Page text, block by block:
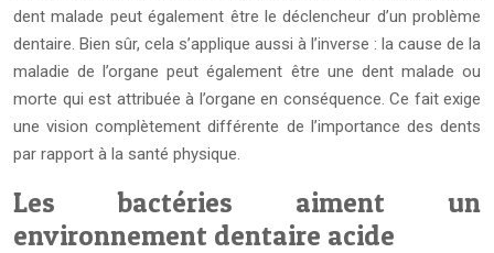
dent malade peut également être le déclencheur d’un problème
dentaire. Bien sûr, cela s’applique aussi à l’inverse : la cause de la
maladie de l’organe peut également être une dent malade ou
morte qui est attribuée à l’organe en conséquence. Ce fait exige
une vision complètement différente de l’importance des dents
par rapport à la santé physique.
Les bactéries aiment un
environnement dentaire acide